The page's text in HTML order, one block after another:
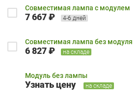
Совместимая лампа с модулем
7 667 ₽ 4-6 дней
Совместимая лампа без модуля
6 827 ₽ на складе
Модуль без лампы
Узнать цену на складе